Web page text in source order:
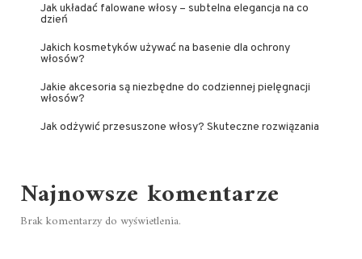
Jak układać falowane włosy – subtelna elegancja na co
dzień
Jakich kosmetyków używać na basenie dla ochrony
włosów?
Jakie akcesoria są niezbędne do codziennej pielęgnacji
włosów?
Jak odżywić przesuszone włosy? Skuteczne rozwiązania
Najnowsze komentarze
Brak komentarzy do wyświetlenia.